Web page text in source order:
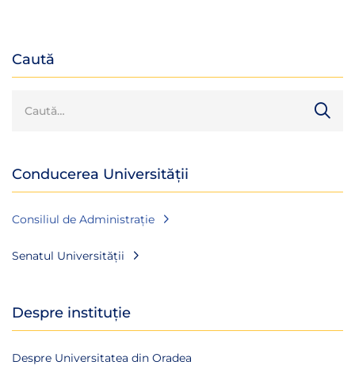
Caută
Conducerea Universității
Consiliul de Administrație
Senatul Universității
Despre instituție
Despre Universitatea din Oradea